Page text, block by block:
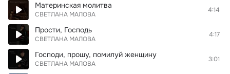
Материнская молитва
СВЕТЛАНА МАЛОВА
4:14
Прости, Господь
СВЕТЛАНА МАЛОВА
4:17
Господи, прошу, помилуй женщину
СВЕТЛАНА МАЛОВА
3:01